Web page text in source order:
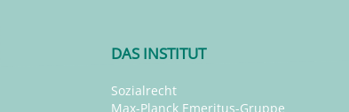
DAS INSTITUT
Sozialrecht
Max-Planck Emeritus-Gruppe